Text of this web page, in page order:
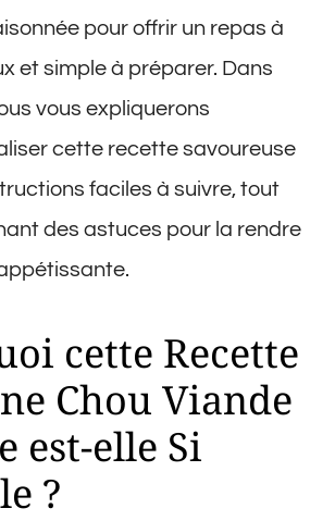
pour offrir un repas à
et simple à préparer. Dans
vous expliquerons
cette recette savoureuse
faciles à suivre, tout
des astuces pour la rendre
cette Recette
Chou Viande
est-elle Si
?